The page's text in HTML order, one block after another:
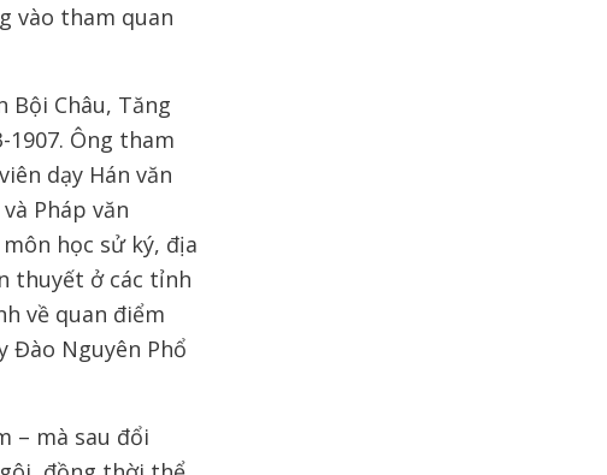
vào tham quan
Bội Châu, Tăng
Ông tham
dạy Hán văn
Pháp văn
học sử ký, địa
thuyết ở các tỉnh
về quan điểm
Đào Nguyên Phổ
– mà sau đổi